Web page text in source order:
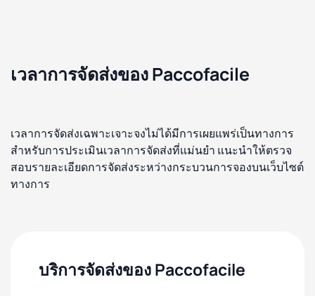
เวลาการจัดส่งของ Paccofacile
เวลาการจัดส่งเฉพาะเจาะจงไม่ได้มีการเผยแพร่เป็นทางการ
สำหรับการประเมินเวลาการจัดส่งที่แม่นยำ แนะนำให้ตรวจ
สอบรายละเอียดการจัดส่งระหว่างกระบวนการจองบนเว็บไซต์
ทางการ
บริการจัดส่งของ Paccofacile